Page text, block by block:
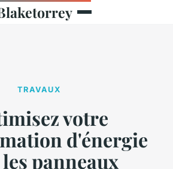
TRAVAUX
votre
d'énergie
les panneaux